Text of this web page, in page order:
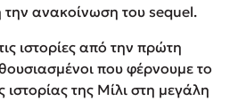
ανακοίνωση του sequel.
ιστορίες από την πρώτη
που φέρνουμε το
της Μίλι στη μεγάλη